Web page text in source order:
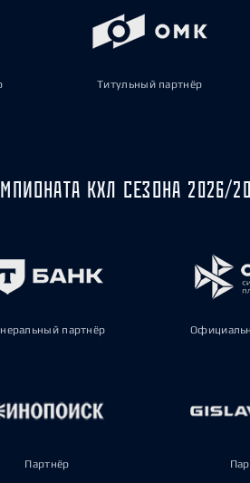
Титульный партнёр
КХЛ СЕЗОНА 2026/
партнёр
Партнёр